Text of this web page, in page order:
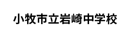
小牧市立岩崎中学校